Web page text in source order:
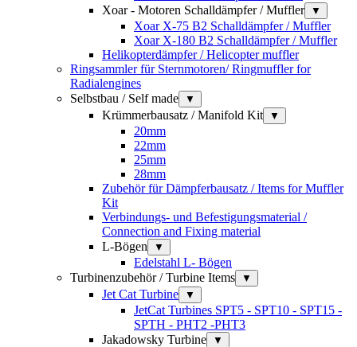
Xoar - Motoren Schalldämpfer / Muffler
▼
Xoar X-75 B2 Schalldämpfer / Muffler
Xoar X-180 B2 Schalldämpfer / Muffler
Helikopterdämpfer / Helicopter muffler
Ringsammler für Sternmotoren/ Ringmuffler for
Radialengines
Selbstbau / Self made
▼
Krümmerbausatz / Manifold Kit ▼
20mm
22mm
25mm
28mm
Zubehör für Dämpferbausatz / Items for Muffler
Kit
Verbindungs- und Befestigungsmaterial /
Connection and Fixing material
L-Bögen
▼
Edelstahl L- Bögen
Turbinenzubehör / Turbine Items
▼
Jet Cat Turbine ▼
JetCat Turbines SPT5 - SPT10 - SPT15 -
SPTH - PHT2 -PHT3
Jakadowsky Turbine
▼